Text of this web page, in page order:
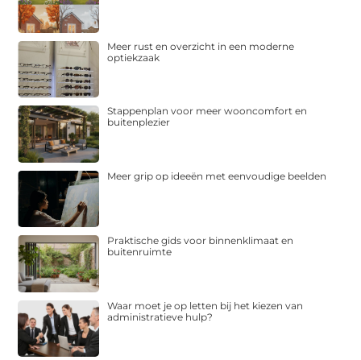
Meer rust en overzicht in een moderne
optiekzaak
Stappenplan voor meer wooncomfort en
buitenplezier
Meer grip op ideeën met eenvoudige beelden
Praktische gids voor binnenklimaat en
buitenruimte
Waar moet je op letten bij het kiezen van
administratieve hulp?